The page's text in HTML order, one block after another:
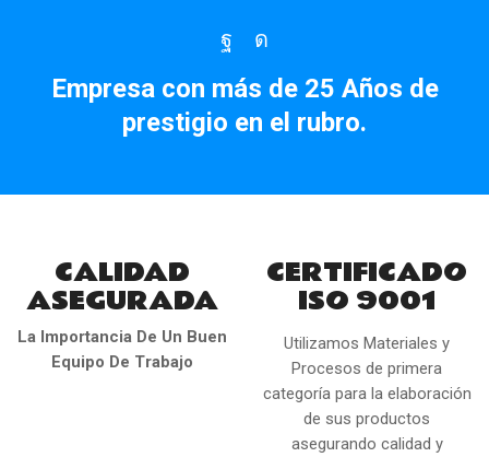
Facebook
Instagram
Empresa con más de 25 Años de
prestigio en el rubro.
CALIDAD
ASEGURADA
La Importancia De Un Buen
Equipo De Trabajo
CERTIFICADO
ISO 9001
Utilizamos Materiales y
Procesos de primera
categoría para la elaboración
de sus productos
asegurando calidad y